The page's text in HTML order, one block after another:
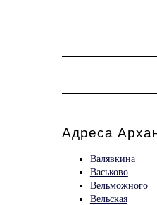
Адреса
Валявкина
Васьково
Вельможного
Вельская